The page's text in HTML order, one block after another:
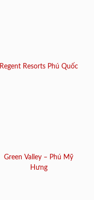
Regent Resorts Phú Quốc
Green Valley – Phú Mỹ
Hưng